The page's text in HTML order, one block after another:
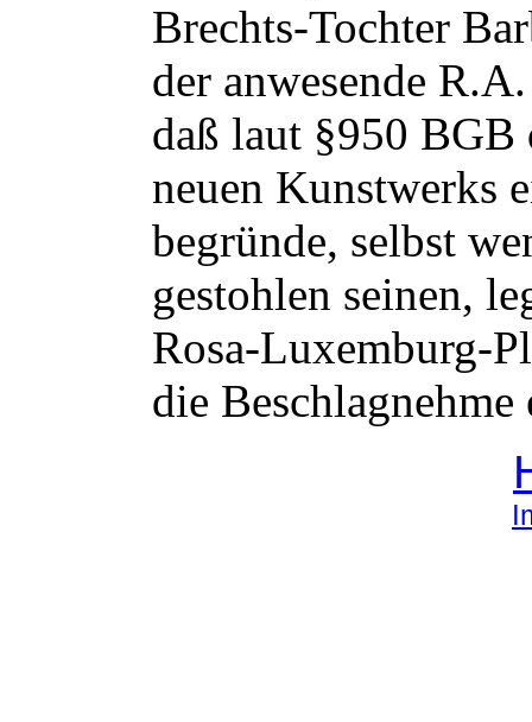
Brechts-Tochter
der anwesende
daß laut §950 BGB
neuen Kunstwerks
begründe, selbst
gestohlen seinen,
Rosa-Luxemburg-
die Beschlagnehme